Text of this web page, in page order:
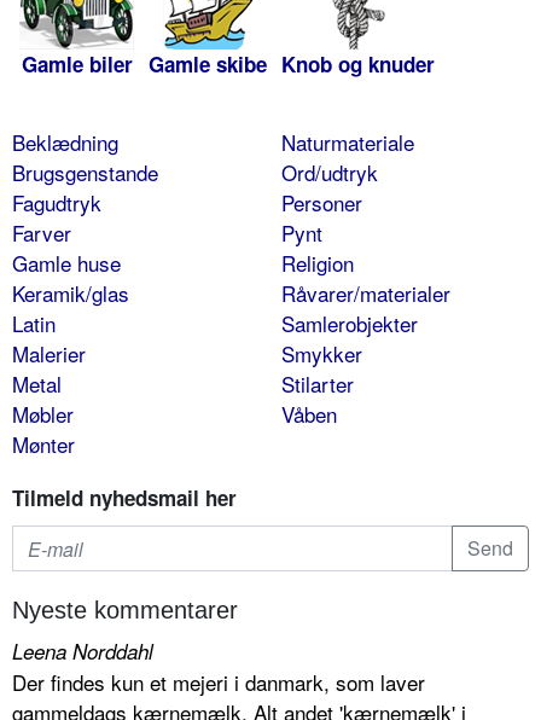
Gamle biler Gamle skibe Knob og knuder
Beklædning
Brugsgenstande
Fagudtryk
Farver
Gamle huse
Keramik/glas
Latin
Malerier
Metal
Møbler
Mønter
Naturmateriale
Ord/udtryk
Personer
Pynt
Religion
Råvarer/materialer
Samlerobjekter
Smykker
Stilarter
Våben
Tilmeld nyhedsmail her
Nyeste kommentarer
Leena Norddahl
Der findes kun et mejeri i danmark, som laver
gammeldags kærnemælk. Alt andet 'kærnemælk' i